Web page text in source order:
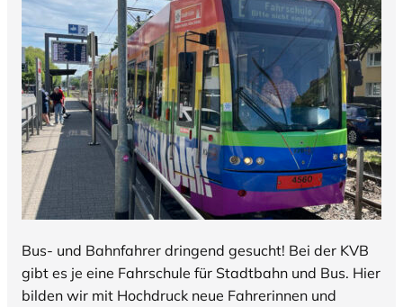
Bus- und Bahnfahrer dringend gesucht! Bei der KVB
gibt es je eine Fahrschule für Stadtbahn und Bus. Hier
bilden wir mit Hochdruck neue Fahrerinnen und